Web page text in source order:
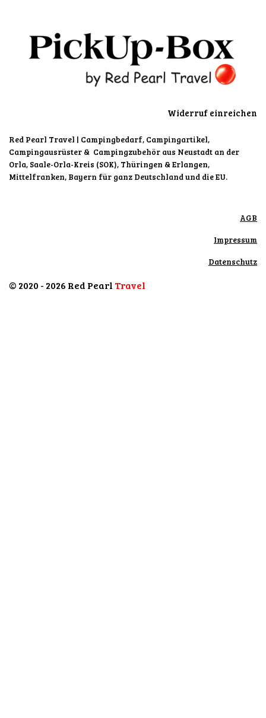
Widerruf einreichen
Red Pearl Travel | Campingbedarf, Campingartikel,
Campingausrüster & Campingzubehör aus Neustadt an der
Orla, Saale-Orla-Kreis (SOK), Thüringen & Erlangen,
Mittelfranken, Bayern für ganz Deutschland und die EU.
AGB
Impressum
Datenschutz
© 2020 - 2026 Red Pearl Travel